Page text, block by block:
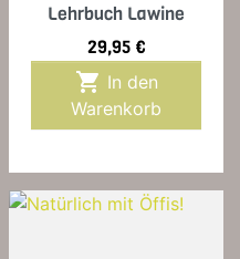
Lehrbuch Lawine
Preis
29,95 €

Warenkorb